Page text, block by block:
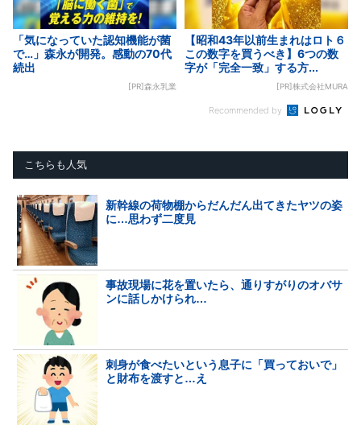
「気になっていた認知機能が菌
で…」森永が開発。感動の70代
続出
[PR]森永乳業
【昭和43年以前生まれはロト６
この数字を買うべき】6つの数
字が「完全一致」する方...
[PR]株式会社MURA
Recommended by
こちらも人気
新幹線の荷物棚からだんだん出てきたヤツの姿
に…思わず二度見
事故現場に花を置いたら、通りすがりのオバサ
ンに話しかけられ…
刺身が食べたいという息子に「買っておいで」
と財布を渡すと…え